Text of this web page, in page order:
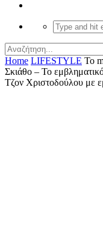
Home LIFESTYLE Το
Σκιάθο – Το
Τζον Χριστοδούλου με